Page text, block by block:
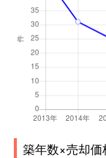
築年数×売却価